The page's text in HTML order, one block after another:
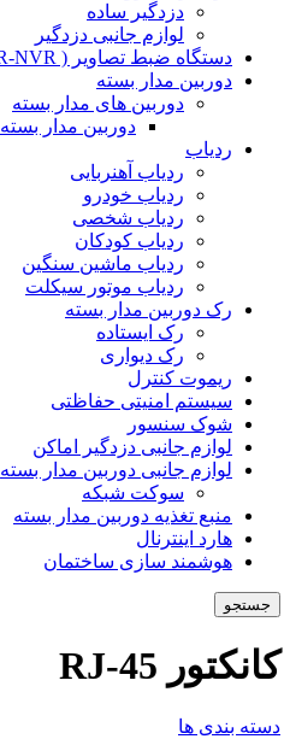
دزدگیر ساده
لوازم جانبی دزدگیر
دستگاه ضبط تصاویر ( DVR-NVR )
دوربین مدار بسته
دوربین های مدار بسته
دوربین مدار بسته AHD
ردیاب
ردیاب آهنربایی
ردیاب خودرو
ردیاب شخصی
ردیاب کودکان
ردیاب ماشین سنگین
ردیاب موتور سیکلت
رک دوربین مدار بسته
رک ایستاده
رک دیواری
ریموت کنترل
سیستم امنیتی حفاظتی
شوک سنسور
لوازم جانبی دزدگیر اماکن
لوازم جانبی دوربین مدار بسته
سوکت شبکه
منبع تغذیه دوربین مدار بسته
هارد اینترنال
هوشمند سازی ساختمان
جستجو
کانکتور RJ-45
دسته بندی ها